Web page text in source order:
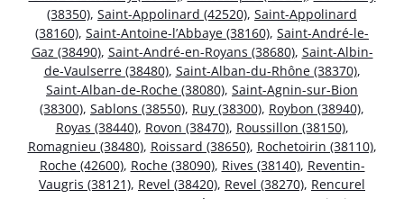
(38350), Saint-Appolinard (42520), Saint-Appolinard
(38160), Saint-Antoine-l’Abbaye (38160), Saint-André-le-
Gaz (38490), Saint-André-en-Royans (38680), Saint-Albin-
de-Vaulserre (38480), Saint-Alban-du-Rhône (38370),
Saint-Alban-de-Roche (38080), Saint-Agnin-sur-Bion
(38300), Sablons (38550), Ruy (38300), Roybon (38940),
Royas (38440), Rovon (38470), Roussillon (38150),
Romagnieu (38480), Roissard (38650), Rochetoirin (38110),
Roche (42600), Roche (38090), Rives (38140), Reventin-
Vaugris (38121), Revel (38420), Revel (38270), Rencurel